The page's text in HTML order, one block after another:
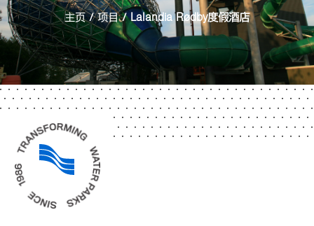
主页/项目/Lalandia Rødby度假酒店